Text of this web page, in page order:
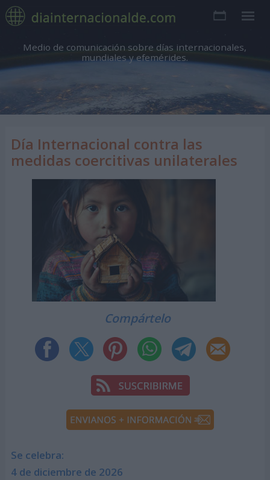
Medio de comunicación sobre días internacionales,
mundiales y efemérides.
Día Internacional contra las
medidas coercitivas unilaterales
Compártelo
Se celebra:
4 de diciembre de 2026